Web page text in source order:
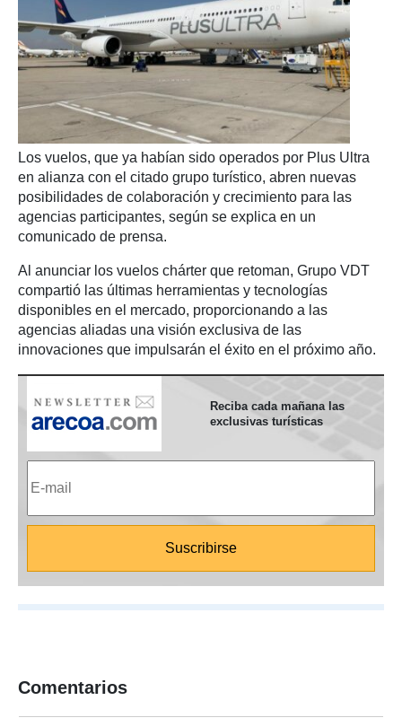
Los vuelos, que ya habían sido operados por Plus Ultra
en alianza con el citado grupo turístico, abren nuevas
posibilidades de colaboración y crecimiento para las
agencias participantes, según se explica en un
comunicado de prensa.
Al anunciar los vuelos chárter que retoman, Grupo VDT
compartió las últimas herramientas y tecnologías
disponibles en el mercado, proporcionando a las
agencias aliadas una visión exclusiva de las
innovaciones que impulsarán el éxito en el próximo año.
Reciba cada mañana las
exclusivas turísticas
Comentarios